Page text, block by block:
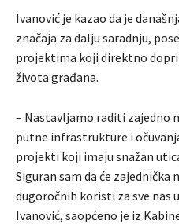
Ivanović je kazao da je
značaja za dalju saradnju,
projektima koji direktno
života građana.
– Nastavljamo raditi zajedno
putne infrastrukture i
projekti koji imaju snažan
Siguran sam da će zajednička
dugoročnih koristi za sve nas
Ivanović, saopćeno je iz